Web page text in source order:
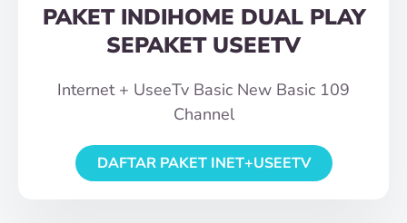
PAKET INDIHOME DUAL PLAY
SEPAKET USEETV
Internet + UseeTv Basic New Basic 109
Channel
DAFTAR PAKET INET+USEETV